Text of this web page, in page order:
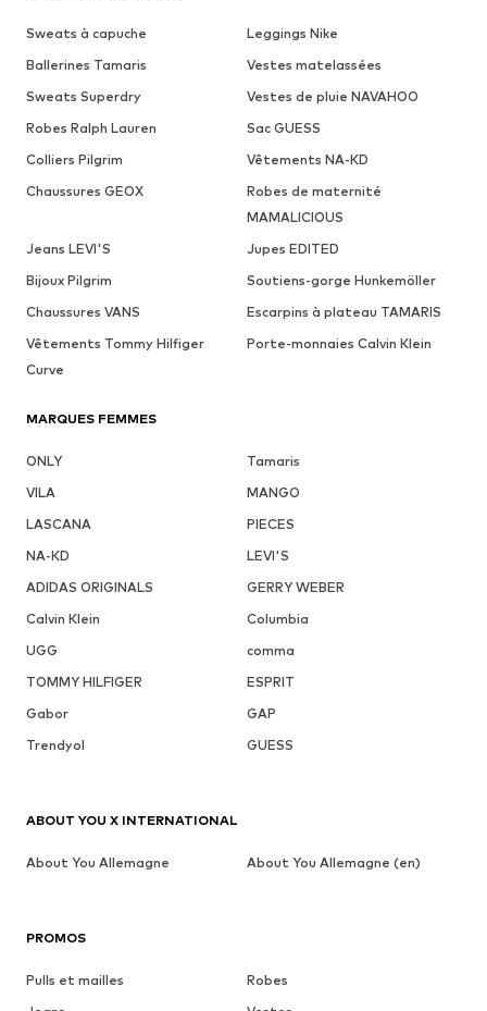
Sweats à capuche
Leggings Nike
Ballerines Tamaris
Vestes matelassées
Sweats Superdry
Vestes de pluie NAVAHOO
Robes Ralph Lauren
Sac GUESS
Colliers Pilgrim
Vêtements NA-KD
Chaussures GEOX
Robes de maternité
MAMALICIOUS
Jeans LEVI'S
Jupes EDITED
Bijoux Pilgrim
Soutiens-gorge Hunkemöller
Chaussures VANS
Escarpins à plateau TAMARIS
Vêtements Tommy Hilfiger
Curve
Porte-monnaies Calvin Klein
MARQUES FEMMES
ONLY
Tamaris
VILA
MANGO
LASCANA
PIECES
NA-KD
LEVI'S
ADIDAS ORIGINALS
GERRY WEBER
Calvin Klein
Columbia
UGG
comma
TOMMY HILFIGER
ESPRIT
Gabor
GAP
Trendyol
GUESS
PROMOS
Pulls et mailles
Robes
ABOUT YOU X INTERNATIONAL
About You Allemagne About You Allemagne (en)